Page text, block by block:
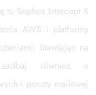
tu Sophos Intercept X
AWS i platformy
Stawiając na
również o
i poczty mailowej